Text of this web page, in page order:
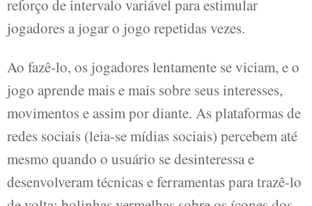
reforço de intervalo variável para estimular
jogadores a jogar o jogo repetidas vezes.
Ao fazê-lo, os jogadores lentamente se viciam, e o
jogo aprende mais e mais sobre seus interesses,
movimentos e assim por diante. As plataformas de
redes sociais (leia-se mídias sociais) percebem até
mesmo quando o usuário se desinteressa e
desenvolveram técnicas e ferramentas para trazê-lo